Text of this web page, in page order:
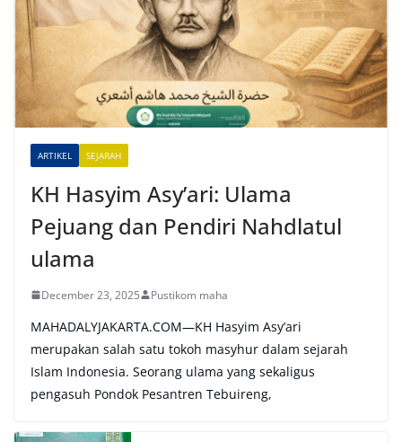
t
v
ARTIKEL SEJARAH
KH Hasyim Asy’ari: Ulama
Pejuang dan Pendiri Nahdlatul
ulama
December 23, 2025 Pustikom maha
MAHADALYJAKARTA.COM—KH Hasyim Asy’ari
merupakan salah satu tokoh masyhur dalam sejarah
Islam Indonesia. Seorang ulama yang sekaligus
pengasuh Pondok Pesantren Tebuireng,